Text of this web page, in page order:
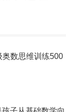
数思维训练500